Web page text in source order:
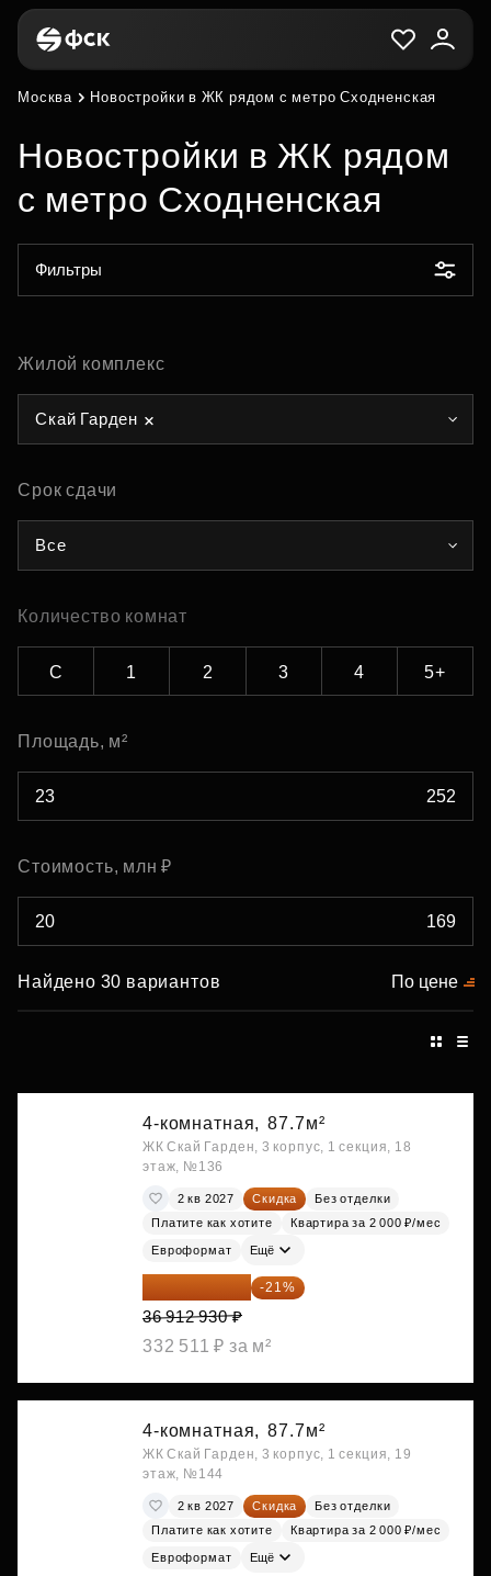
Москва Новостройки в ЖК рядом с метро Сходненская
Новостройки в ЖК рядом
с метро Сходненская
Фильтры
Жилой комплекс
Скай Гарден
Срок сдачи
Все
Количество комнат
С 1 2 3 4 5+
Площадь, м²
Стоимость, млн ₽
Найдено 30 вариантов По цене
4-комнатная, 87.7м²
ЖК Скай Гарден, 3 корпус, 1 секция, 18
этаж, №136
2 кв 2027 Скидка
Без отделки
Платите как хотите
Квартира за 2 000 ₽/мес
Евроформат Ещё
29 161 215 ₽ -21%
36 912 930 ₽
332 511 ₽ за м²
4-комнатная, 87.7м²
ЖК Скай Гарден, 3 корпус, 1 секция, 19
этаж, №144
2 кв 2027 Скидка
Без отделки
Платите как хотите
Квартира за 2 000 ₽/мес
Евроформат Ещё